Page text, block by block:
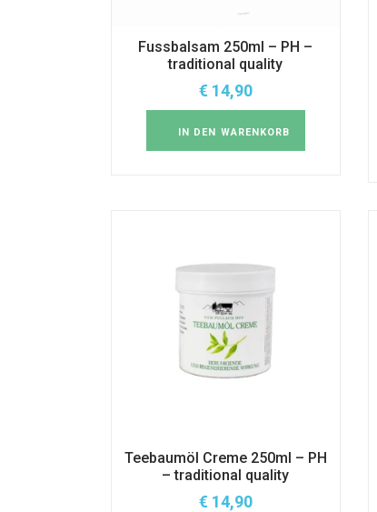
Fussbalsam 250ml – PH –
traditional quality
€14,90
IN DEN WARENKORB
Teebaumöl Creme 250ml – PH
– traditional quality
€14,90